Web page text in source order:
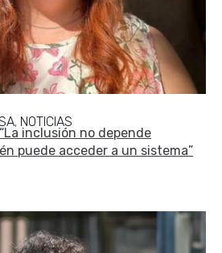
, NOTICIAS
inclusión no depende
puede acceder a un sistema”